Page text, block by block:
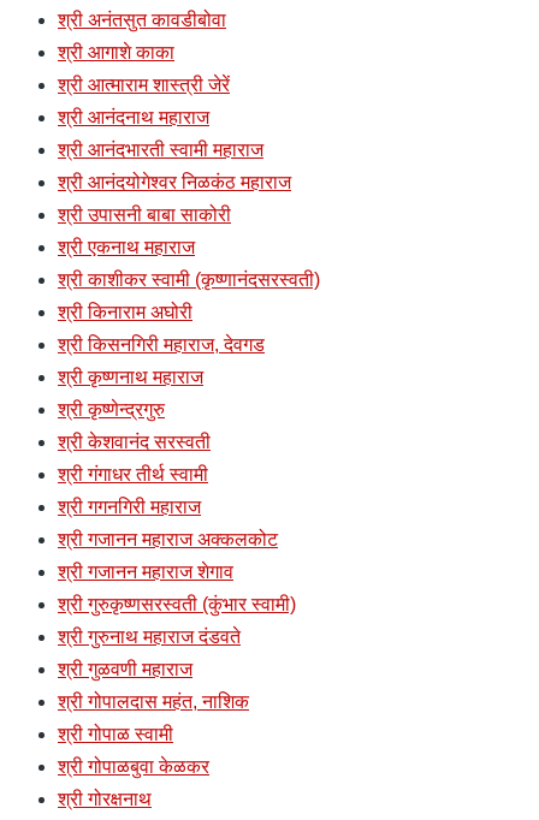
श्री अनंतसुत कावडीबोवा
श्री आगाशे काका
श्री आत्माराम शास्त्री जेरें
श्री आनंदनाथ महाराज
श्री आनंदभारती स्वामी महाराज
श्री आनंदयोगेश्वर निळकंठ महाराज
श्री उपासनी बाबा साकोरी
श्री एकनाथ महाराज
श्री काशीकर स्वामी (कृष्णानंदसरस्वती)
श्री किनाराम अघोरी
श्री किसनगिरी महाराज, देवगड
श्री कृष्णनाथ महाराज
श्री कृष्णेन्द्रगुरु
श्री केशवानंद सरस्वती
श्री गंगाधर तीर्थ स्वामी
श्री गगनगिरी महाराज
श्री गजानन महाराज अक्कलकोट
श्री गजानन महाराज शेगाव
श्री गुरुकृष्णसरस्वती (कुंभार स्वामी)
श्री गुरुनाथ महाराज दंडवते
श्री गुळवणी महाराज
श्री गोपालदास महंत, नाशिक
श्री गोपाळ स्वामी
श्री गोपाळबुवा केळकर
श्री गोरक्षनाथ